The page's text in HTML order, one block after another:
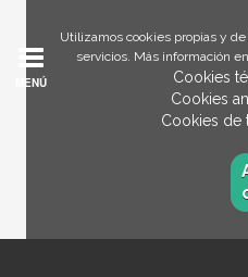
Utilizamos cookies propias y
servicios. Más información
Cookies
Cookies
Cookies de
MENÚ